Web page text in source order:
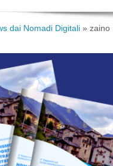
dai Nomadi Digitali » zaino